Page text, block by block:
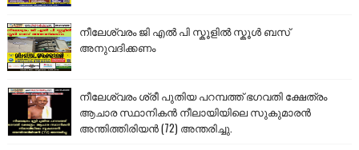
നീലേശ്വരം ജി എൽ പി സ്കൂളിൽ സ്കൂൾ ബസ്
അനുവദിക്കണം
നീലേശ്വരം ശ്രീ പുതിയ പറമ്പത്ത് ഭഗവതി ക്ഷേത്രം
ആചാര സ്ഥാനികൻ നീലായിയിലെ സുകുമാരൻ
അന്തിത്തിരിയൻ (72) അന്തരിച്ചു.